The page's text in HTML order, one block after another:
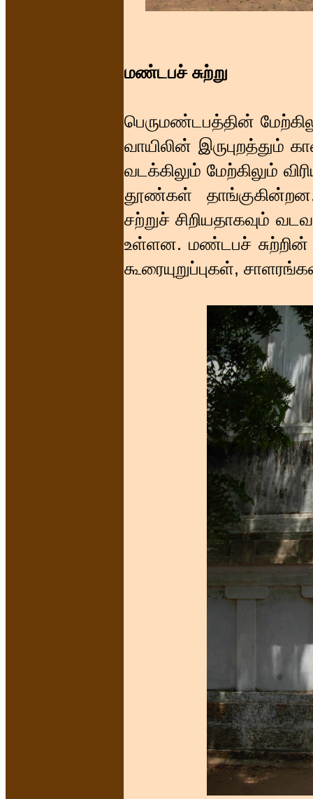
மண்டபச் சுற்று
பெருமண்டபத்தின்
வாயிலின் இருபுறத்தும்
வடக்கிலும் மேற்கிலும்
தூண்கள்
சற்றுச் சிறியதாகவும்
உள்ளன. மண்டபச் சுற்றின்
கூரையுறுப்புகள்,